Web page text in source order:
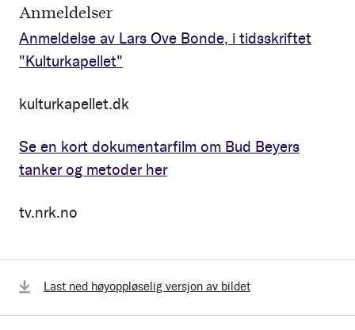
Anmeldelser
Anmeldelse av Lars Ove Bonde, i tidsskriftet
"Kulturkapellet"
kulturkapellet.dk
Se en kort dokumentarfilm om Bud Beyers
tanker og metoder her
tv.nrk.no
Last ned høyoppløselig versjon av bildet